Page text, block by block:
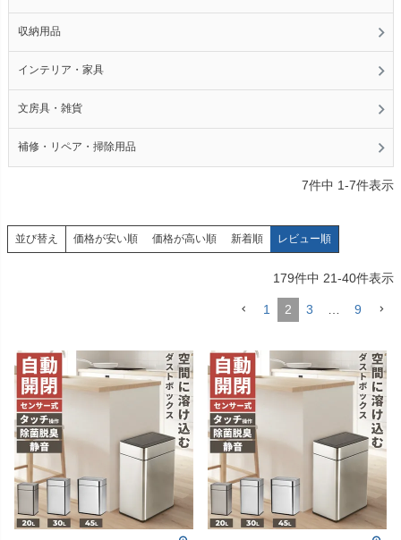
収納用品
インテリア・家具
文房具・雑貨
補修・リペア・掃除用品
7件中 1-7件表示
並び替え 価格が安い順 価格が高い順 新着順 レビュー順
179件中 21-40件表示
1 2 3 9